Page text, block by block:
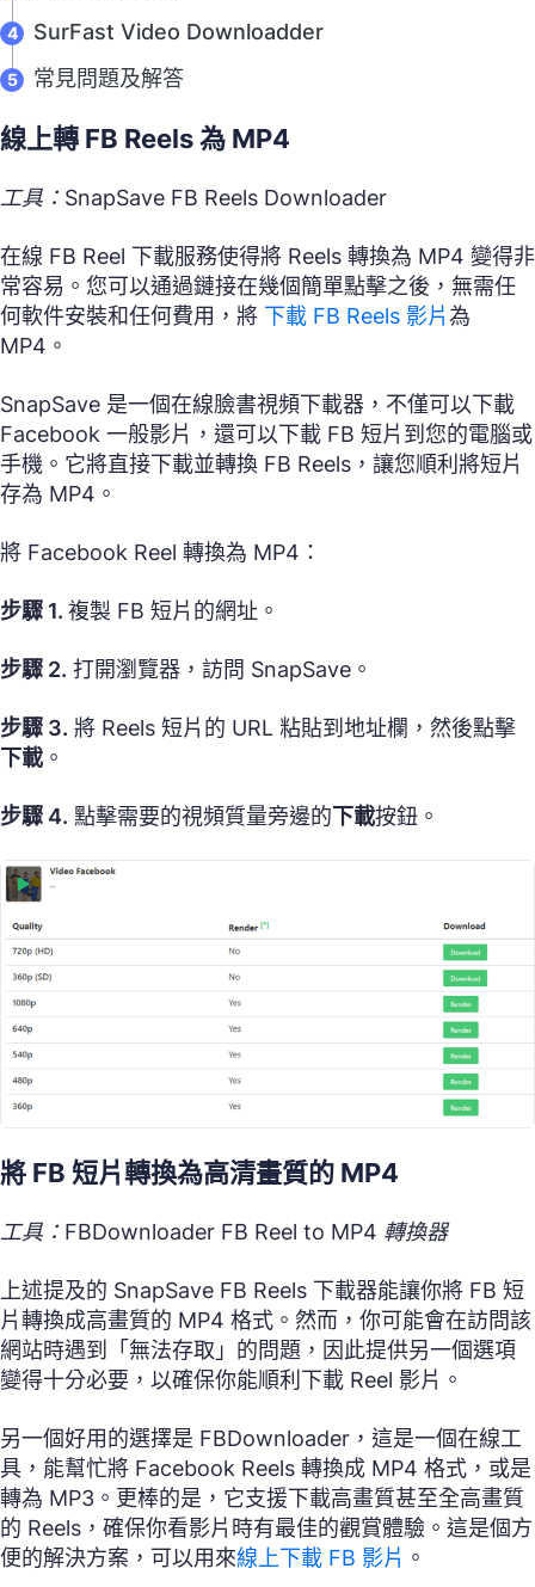
SurFast Video Downloadder
常見問題及解答
線上轉 FB Reels 為 MP4
工具：SnapSave FB Reels Downloader
在線 FB Reel 下載服務使得將 Reels 轉換為 MP4 變得非
常容易。您可以通過鏈接在幾個簡單點擊之後，無需任
何軟件安裝和任何費用，將 下載 FB Reels 影片為
MP4。
SnapSave 是一個在線臉書視頻下載器，不僅可以下載
Facebook 一般影片，還可以下載 FB 短片到您的電腦或
手機。它將直接下載並轉換 FB Reels，讓您順利將短片
存為 MP4。
將 Facebook Reel 轉換為 MP4：
步驟 1. 複製 FB 短片的網址。
步驟 2. 打開瀏覽器，訪問 SnapSave。
步驟 3. 將 Reels 短片的 URL 粘貼到地址欄，然後點擊
下載 。
步驟 4. 點擊需要的視頻質量旁邊的下載按鈕。
將 FB 短片轉換為高清畫質的 MP4
工具：FBDownloader FB Reel to MP4 轉換器
上述提及的 SnapSave FB Reels 下載器能讓你將 FB 短
片轉換成高畫質的 MP4 格式。然而，你可能會在訪問該
網站時遇到「無法存取」的問題，因此提供另一個選項
變得十分必要，以確保你能順利下載 Reel 影片。
另一個好用的選擇是 FBDownloader，這是一個在線工
具，能幫忙將 Facebook Reels 轉換成 MP4 格式，或是
轉為 MP3。更棒的是，它支援下載高畫質甚至全高畫質
的 Reels，確保你看影片時有最佳的觀賞體驗。這是個方
便的解決方案，可以用來線上下載 FB 影片 。